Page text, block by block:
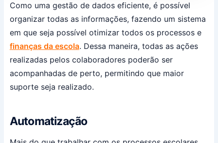
Como uma gestão de dados eficiente, é possível
organizar todas as informações, fazendo um sistema
em que seja possível otimizar todos os processos e
finanças da escola. Dessa maneira, todas as ações
realizadas pelos colaboradores poderão ser
acompanhadas de perto, permitindo que maior
suporte seja realizado.
Automatização